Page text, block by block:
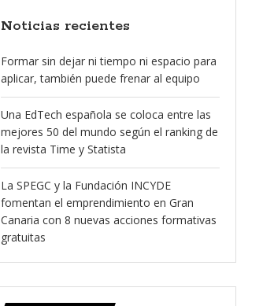
Noticias recientes
Formar sin dejar ni tiempo ni espacio para
aplicar, también puede frenar al equipo
Una EdTech española se coloca entre las
mejores 50 del mundo según el ranking de
la revista Time y Statista
La SPEGC y la Fundación INCYDE
fomentan el emprendimiento en Gran
Canaria con 8 nuevas acciones formativas
gratuitas